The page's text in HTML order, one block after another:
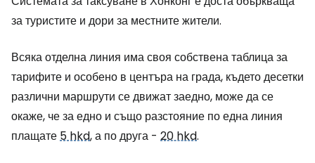
за туристите и дори за местните жители.
Всяка отделна линия има своя собствена таблица за
тарифите и особено в центъра на града, където десетки
различни маршрути се движат заедно, може да се
окаже, че за едно и също разстояние по една линия
плащате 5 hkd, а по друга - 20 hkd.